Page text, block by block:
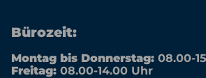
Bürozeit:
Montag bis Donnerstag: 08.00-
Freitag: 08.00-14.00 Uhr